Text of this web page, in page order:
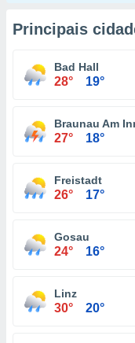
Principais
Bad Hall
28° 19°
Braunau Am
27° 18°
Freistadt
26° 17°
Gosau
24° 16°
Linz
30° 20°